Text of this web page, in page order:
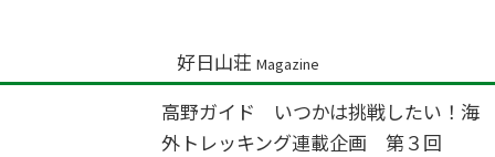
好日山荘 Magazine
高野ガイド いつかは挑戦したい！海
外トレッキング連載企画 第３回